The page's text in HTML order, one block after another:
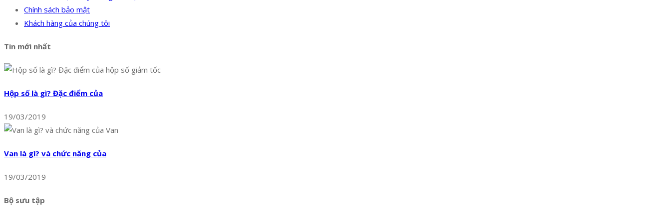
Chính sách bảo mật
Khách hàng của chúng tôi
Tin mới nhất
Hộp số là gì? Đặc điểm của
19/03/2019
Van là gì? và chức năng của
19/03/2019
Bộ sưu tập